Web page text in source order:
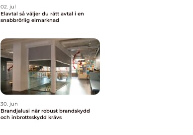
02. jul
Elavtal så väljer du rätt avtal i en
snabbrörlig elmarknad
30. jun
Brandjalusi när robust brandskydd
och inbrottsskydd krävs